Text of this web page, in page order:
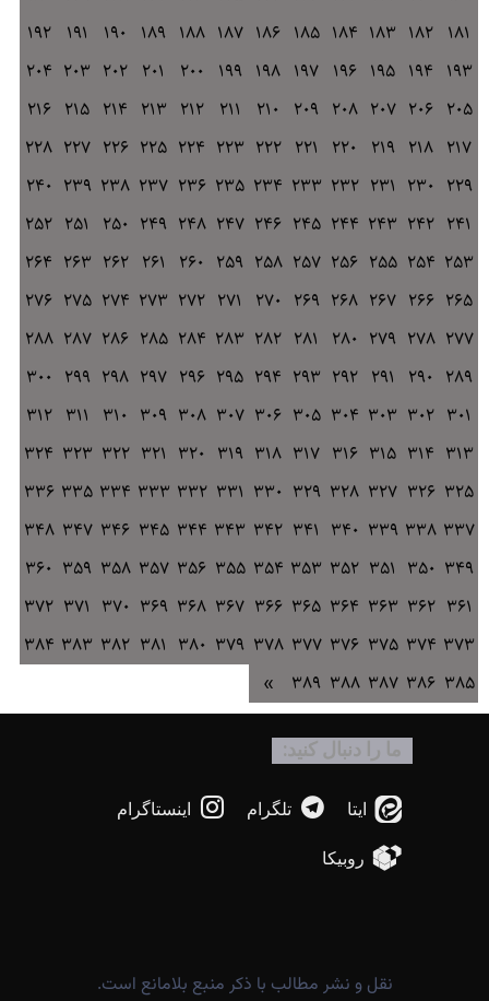
181
182
183
184
185
186
187
188
189
190
191
192
193
194
195
196
197
198
199
200
201
202
203
204
205
206
207
208
209
210
211
212
213
214
215
216
217
218
219
220
221
222
223
224
225
226
227
228
229
230
231
232
233
234
235
236
237
238
239
240
241
242
243
244
245
246
247
248
249
250
251
252
253
254
255
256
257
258
259
260
261
262
263
264
265
266
267
268
269
270
271
272
273
274
275
276
277
278
279
280
281
282
283
284
285
286
287
288
289
290
291
292
293
294
295
296
297
298
299
300
301
302
303
304
305
306
307
308
309
310
311
312
313
314
315
316
317
318
319
320
321
322
323
324
325
326
327
328
329
330
331
332
333
334
335
336
337
338
339
340
341
342
343
344
345
346
347
348
349
350
351
352
353
354
355
356
357
358
359
360
361
362
363
364
365
366
367
368
369
370
371
372
373
374
375
376
377
378
379
380
381
382
383
384
385
386
387
388
389
»
ما را دنبال کنید:
ایتا تلگرام
اینستاگرام
روبیکا
نقل و نشر مطالب با ذکر منبع بلامانع است.